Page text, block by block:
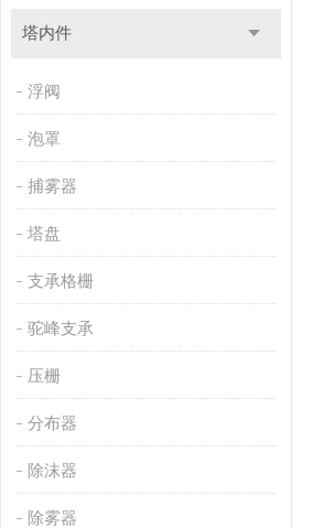
塔内件
浮阀
泡罩
捕雾器
塔盘
支承格栅
驼峰支承
压栅
分布器
除沫器
除雾器